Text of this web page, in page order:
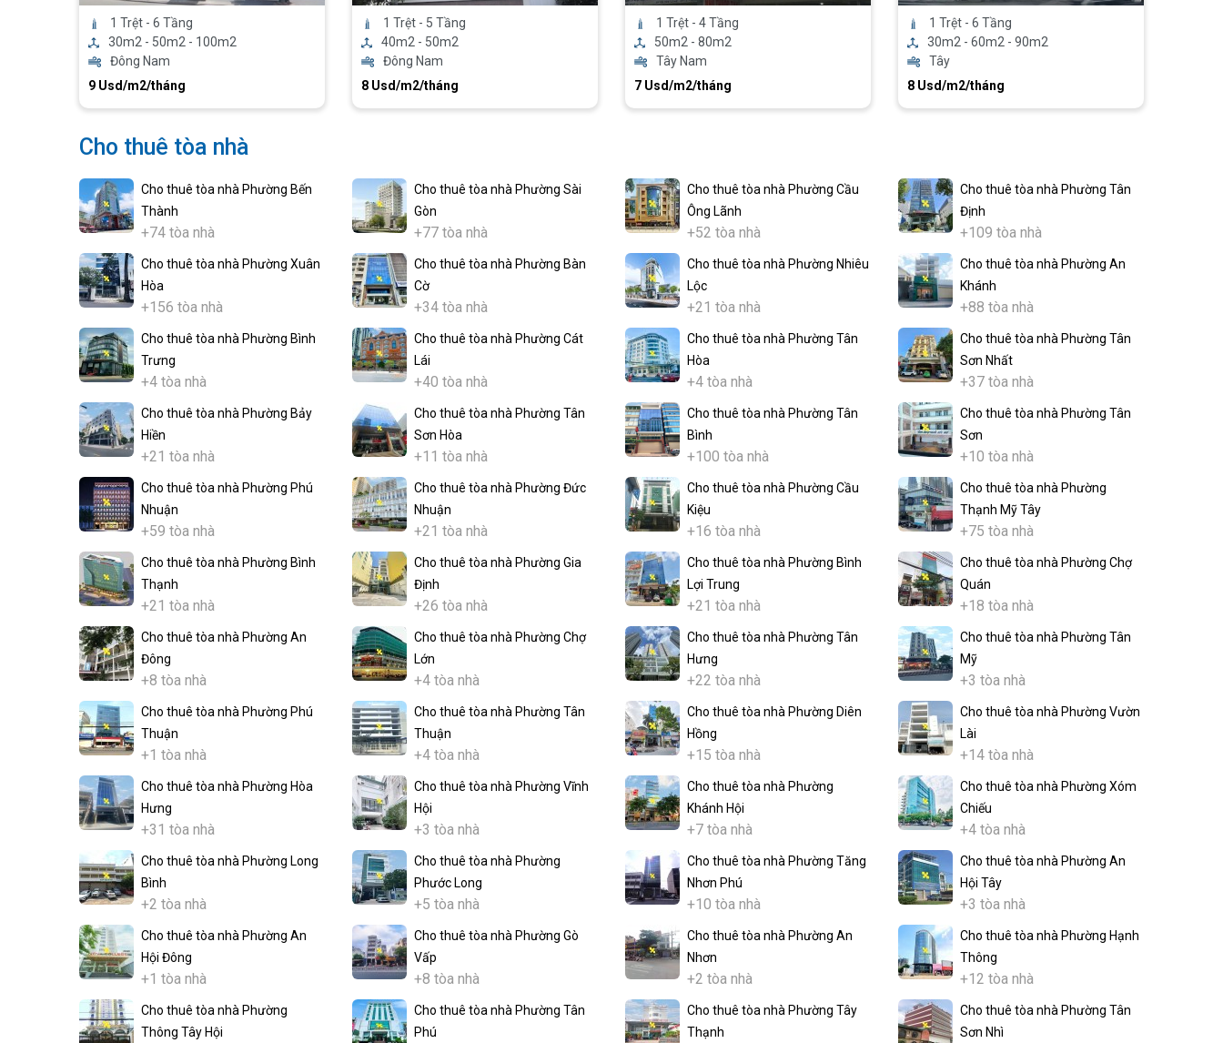
1 Trệt - 6 Tầng
30m2 - 50m2 - 100m2
Đông Nam
9 Usd/m2/tháng
1 Trệt - 5 Tầng
40m2 - 50m2
Đông Nam
8 Usd/m2/tháng
1 Trệt - 4 Tầng
50m2 - 80m2
Tây Nam
7 Usd/m2/tháng
1 Trệt - 6 Tầng
30m2 - 60m2 - 90m2
Tây
8 Usd/m2/tháng
Cho thuê tòa nhà
Cho thuê tòa nhà Phường Bến
Thành
+74 tòa nhà
Cho thuê tòa nhà Phường Sài
Gòn
+77 tòa nhà
Cho thuê tòa nhà Phường Cầu
Ông Lãnh
+52 tòa nhà
Cho thuê tòa nhà Phường Tân
Định
+109 tòa nhà
Cho thuê tòa nhà Phường Xuân
Hòa
+156 tòa nhà
Cho thuê tòa nhà Phường Bàn
Cờ
+34 tòa nhà
Cho thuê tòa nhà Phường Nhiêu
Lộc
+21 tòa nhà
Cho thuê tòa nhà Phường An
Khánh
+88 tòa nhà
Cho thuê tòa nhà Phường Bình
Trưng
+4 tòa nhà
Cho thuê tòa nhà Phường Cát
Lái
+40 tòa nhà
Cho thuê tòa nhà Phường Tân
Hòa
+4 tòa nhà
Cho thuê tòa nhà Phường Tân
Sơn Nhất
+37 tòa nhà
Cho thuê tòa nhà Phường Bảy
Hiền
+21 tòa nhà
Cho thuê tòa nhà Phường Tân
Sơn Hòa
+11 tòa nhà
Cho thuê tòa nhà Phường Tân
Bình
+100 tòa nhà
Cho thuê tòa nhà Phường Tân
Sơn
+10 tòa nhà
Cho thuê tòa nhà Phường Phú
Nhuận
+59 tòa nhà
Cho thuê tòa nhà Phường Đức
Nhuận
+21 tòa nhà
Cho thuê tòa nhà Phường Cầu
Kiệu
+16 tòa nhà
Cho thuê tòa nhà Phường
Thạnh Mỹ Tây
+75 tòa nhà
Cho thuê tòa nhà Phường Bình
Thạnh
+21 tòa nhà
Cho thuê tòa nhà Phường Gia
Định
+26 tòa nhà
Cho thuê tòa nhà Phường Bình
Lợi Trung
+21 tòa nhà
Cho thuê tòa nhà Phường Chợ
Quán
+18 tòa nhà
Cho thuê tòa nhà Phường An
Đông
+8 tòa nhà
Cho thuê tòa nhà Phường Chợ
Lớn
+4 tòa nhà
Cho thuê tòa nhà Phường Tân
Hưng
+22 tòa nhà
Cho thuê tòa nhà Phường Tân
Mỹ
+3 tòa nhà
Cho thuê tòa nhà Phường Phú
Thuận
+1 tòa nhà
Cho thuê tòa nhà Phường Tân
Thuận
+4 tòa nhà
Cho thuê tòa nhà Phường Diên
Hồng
+15 tòa nhà
Cho thuê tòa nhà Phường Vườn
Lài
+14 tòa nhà
Cho thuê tòa nhà Phường Hòa
Hưng
+31 tòa nhà
Cho thuê tòa nhà Phường Vĩnh
Hội
+3 tòa nhà
Cho thuê tòa nhà Phường
Khánh Hội
+7 tòa nhà
Cho thuê tòa nhà Phường Xóm
Chiếu
+4 tòa nhà
Cho thuê tòa nhà Phường Long
Bình
+2 tòa nhà
Cho thuê tòa nhà Phường
Phước Long
+5 tòa nhà
Cho thuê tòa nhà Phường Tăng
Nhơn Phú
+10 tòa nhà
Cho thuê tòa nhà Phường An
Hội Tây
+3 tòa nhà
Cho thuê tòa nhà Phường An
Hội Đông
+1 tòa nhà
Cho thuê tòa nhà Phường Gò
Vấp
+8 tòa nhà
Cho thuê tòa nhà Phường An
Nhơn
+2 tòa nhà
Cho thuê tòa nhà Phường Hạnh
Thông
+12 tòa nhà
Cho thuê tòa nhà Phường
Thông Tây Hội
Cho thuê tòa nhà Phường Tân
Phú
Cho thuê tòa nhà Phường Tây
Thạnh
Cho thuê tòa nhà Phường Tân
Sơn Nhì